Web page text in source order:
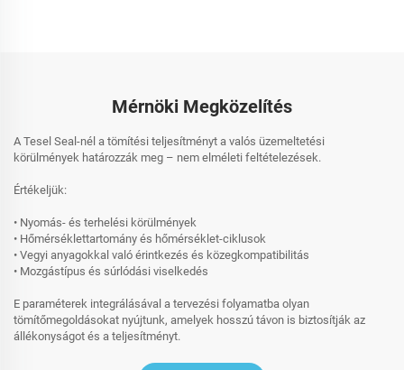
Mérnöki Megközelítés
A Tesel Seal-nél a tömítési teljesítményt a valós üzemeltetési
körülmények határozzák meg – nem elméleti feltételezések.
Értékeljük:
• Nyomás- és terhelési körülmények
• Hőmérséklettartomány és hőmérséklet-ciklusok
• Vegyi anyagokkal való érintkezés és közegkompatibilitás
• Mozgástípus és súrlódási viselkedés
E paraméterek integrálásával a tervezési folyamatba olyan
tömítőmegoldásokat nyújtunk, amelyek hosszú távon is biztosítják az
állékonyságot és a teljesítményt.